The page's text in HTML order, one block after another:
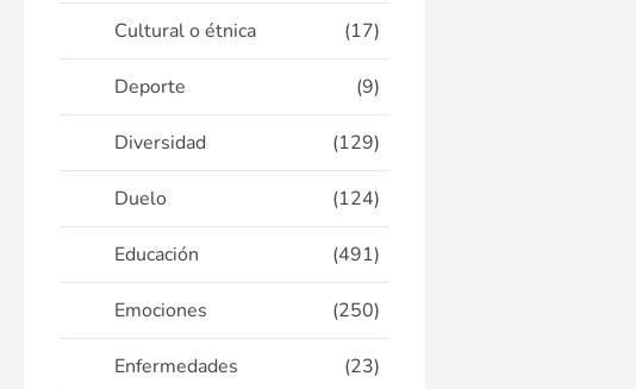
Cultural o étnica (17)
Deporte (9)
Diversidad (129)
Duelo (124)
Educación (491)
Emociones (250)
Enfermedades (23)